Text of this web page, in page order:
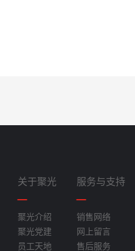
关于聚光
聚光介绍
聚光党建
员工天地
服务与支持
销售网络
网上留言
售后服务